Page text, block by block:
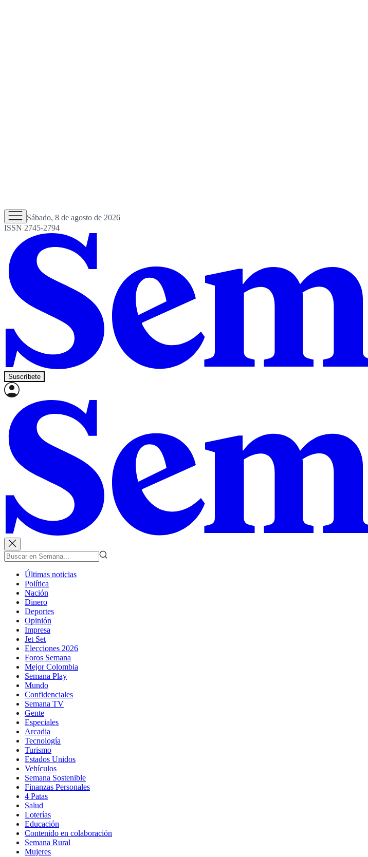
Sábado, 8 de agosto de 2026
ISSN 2745-2794
Suscríbete
Últimas noticias
Política
Nación
Dinero
Deportes
Opinión
Impresa
Jet Set
Elecciones 2026
Foros Semana
Mejor Colombia
Semana Play
Mundo
Confidenciales
Semana TV
Gente
Especiales
Arcadia
Tecnología
Turismo
Estados Unidos
Vehículos
Semana Sostenible
Finanzas Personales
4 Patas
Salud
Loterías
Educación
Contenido en colaboración
Semana Rural
Mujeres